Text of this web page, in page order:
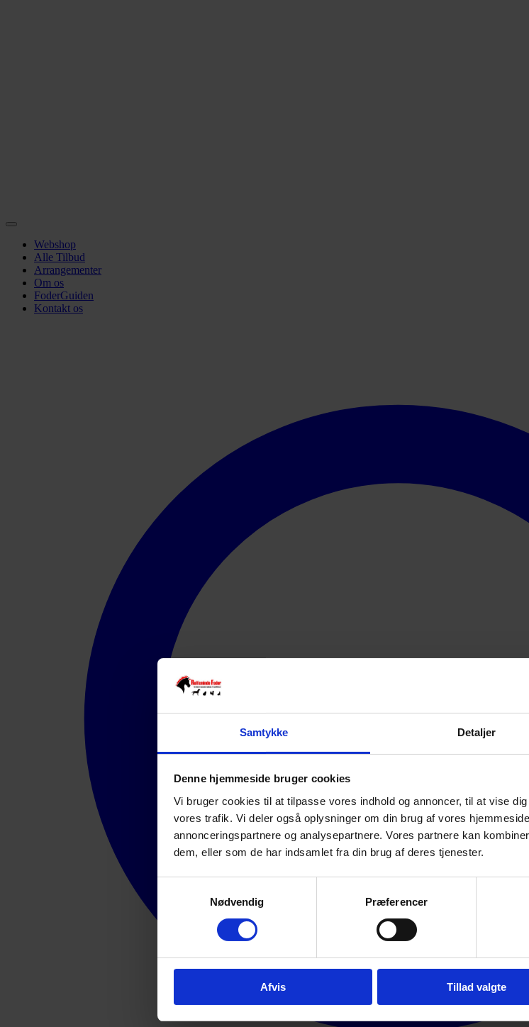
Samtykke Detaljer
Denne hjemmeside bruger cookies
Vi bruger cookies til at tilpasse vores indhold og annoncer, til at vise
vores trafik. Vi deler også oplysninger om din brug af vores
annonceringspartnere og analysepartnere. Vores partnere kan
dem, eller som de har indsamlet fra din brug af deres tjenester.
Nødvendig
Præferencer
Afvis Tillad valgte
Webshop
Alle Tilbud
Arrangementer
Om os
FoderGuiden
Kontakt os